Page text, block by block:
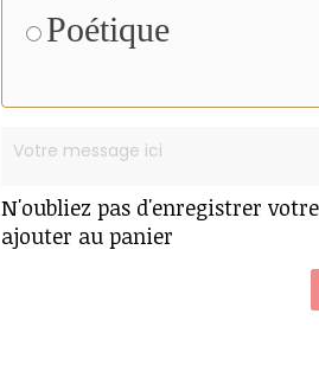
Poétique
N'oubliez pas d'enregistrer
ajouter au panier